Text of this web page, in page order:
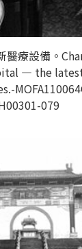
醫療設備。
— the
079